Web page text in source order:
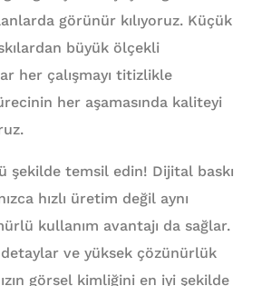
görünür kılıyoruz. Küçük
büyük ölçekli
her çalışmayı titizlikle
her aşamasında kaliteyi
şekilde temsil edin! Dijital baskı
hızlı üretim değil aynı
kullanım avantajı da sağlar.
ve yüksek çözünürlük
görsel kimliğini en iyi şekilde